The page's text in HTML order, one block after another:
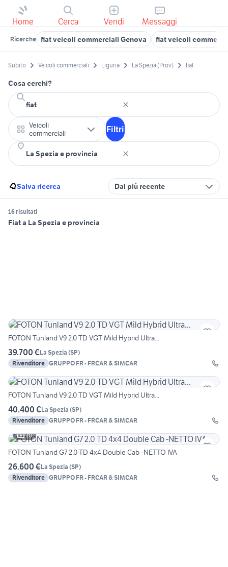
Home Cerca Vendi Messaggi
Ricerche fiat veicoli commerciali Genova fiat veicoli
Subito Veicoli commerciali Liguria La Spezia (Prov) fiat
Cosa cerchi?
Veicoli
commerciali
Filtri
Salva ricerca Dal più recente
16 risultati
Fiat a La Spezia e provincia
FOTON Tunland V9 2.0 TD VGT Mild Hybrid Ultra...
39.700 €La Spezia (SP)
Rivenditore GRUPPO FR - FRCAR & SIMCAR
FOTON Tunland V9 2.0 TD VGT Mild Hybrid Ultra...
40.400 €La Spezia (SP)
Rivenditore GRUPPO FR - FRCAR & SIMCAR
10
FOTON Tunland G7 2.0 TD 4x4 Double Cab -NETTO IVA
26.600 €La Spezia (SP)
Rivenditore GRUPPO FR - FRCAR & SIMCAR